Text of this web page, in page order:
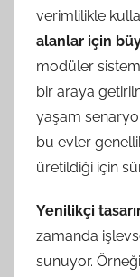
verimlilikle
alanlar için
modüler
bir araya
yaşam
bu evler
üretildiği için
Yenilikçi
zamanda
sunuyor.